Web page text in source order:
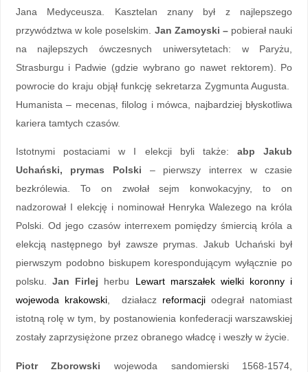
Jana Medyceusza. Kasztelan znany był z najlepszego
przywództwa w kole poselskim. Jan Zamoyski – pobierał nauki
na najlepszych ówczesnych uniwersytetach: w Paryżu,
Strasburgu i Padwie (gdzie wybrano go nawet rektorem). Po
powrocie do kraju objął funkcję sekretarza Zygmunta Augusta.
Humanista – mecenas, filolog i mówca, najbardziej błyskotliwa
kariera tamtych czasów.
Istotnymi postaciami w I elekcji byli także:abp Jakub
Uchański, prymas Polski – pierwszy interrex w czasie
bezkrólewia. To on zwołał sejm konwokacyjny, to on
nadzorował I elekcję i nominował Henryka Walezego na króla
Polski. Od jego czasów interrexem pomiędzy śmiercią króla a
elekcją następnego był zawsze prymas. Jakub Uchański był
pierwszym podobno biskupem korespondującym wyłącznie po
polsku. Jan Firlej herbu Lewart marszałek wielki koronny i
wojewoda krakowski, działacz reformacjiodegrał natomiast
istotną rolę w tym, by postanowienia konfederacji warszawskiej
zostały zaprzysiężone przez obranego władcę i weszły w życie.
Piotr Zborowski wojewoda sandomierski 1568-1574,